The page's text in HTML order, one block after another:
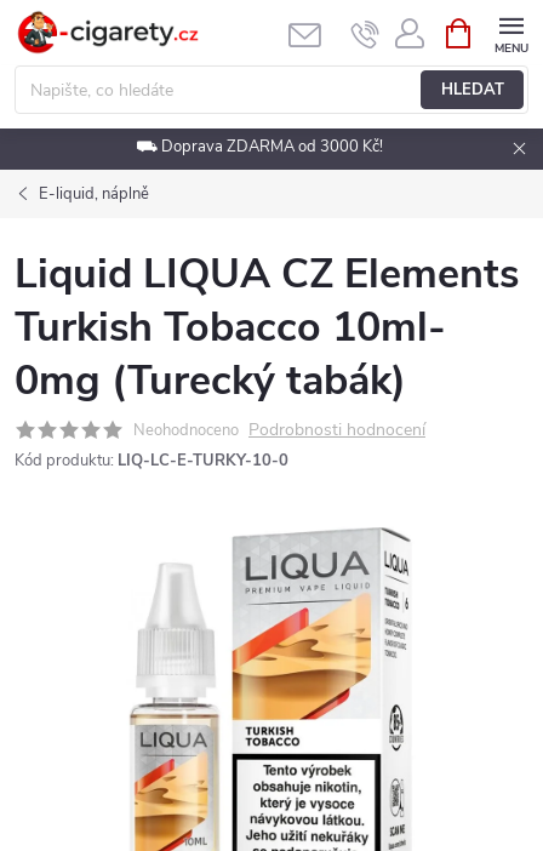
Přejít
obsah
HLEDAT
NÁKUPNÍ
KOŠÍK
⛟ Doprava ZDARMA od 3000 Kč!
E-liquid, náplně
Liquid LIQUA CZ Elements
Turkish Tobacco 10ml-
0mg (Turecký tabák)
Neohodnoceno Podrobnosti hodnocení
Kód produktu: LIQ-LC-E-TURKY-10-0